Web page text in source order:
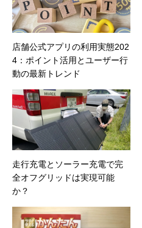
店舗公式アプリの利用実態202
4：ポイント活用とユーザー行
動の最新トレンド
走行充電とソーラー充電で完
全オフグリッドは実現可能
か？